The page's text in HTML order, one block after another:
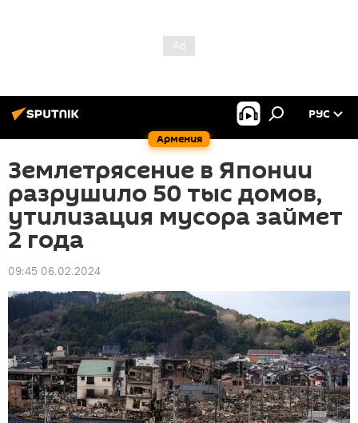
Армения
РУС
Землетрясение в Японии
разрушило 50 тыс домов,
утилизация мусора займет
2 года
09:45 06.02.2024